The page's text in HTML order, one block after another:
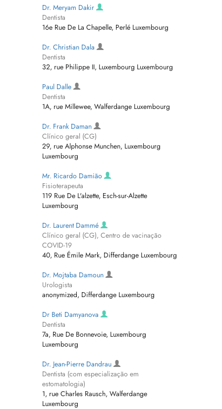
Dr. Meryam Dakir
Dentista
16e Rue De La Chapelle, Perlé Luxembourg
Dr. Christian Dala
Dentista
32, rue Philippe II, Luxembourg Luxembourg
Paul Dalle
Dentista
1A, rue Millewee, Walferdange Luxembourg
Dr. Frank Daman
Clínico geral (CG)
29, rue Alphonse Munchen, Luxembourg
Luxembourg
Mr. Ricardo Damião
Fisioterapeuta
119 Rue De L'alzette, Esch-sur-Alzette
Luxembourg
Dr. Laurent Dammé
Clínico geral (CG), Centro de vacinação
COVID-19
40, Rue Émile Mark, Differdange Luxembourg
Dr. Mojtaba Damoun
Urologista
anonymized, Differdange Luxembourg
Dr Beti Damyanova
Dentista
7a, Rue De Bonnevoie, Luxembourg
Luxembourg
Dr. Jean-Pierre Dandrau
Dentista (com especialização em
estomatologia)
1, rue Charles Rausch, Walferdange
Luxembourg